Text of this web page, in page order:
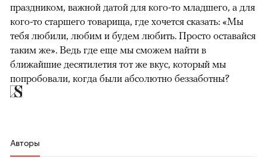
праздником, важной датой для кого-то младшего, а для
кого-то старшего товарища, где хочется сказать: «Мы
тебя любили, любим и будем любить. Просто оставайся
таким же». Ведь где еще мы сможем найти в
ближайшие десятилетия тот же вкус, который мы
попробовали, когда были абсолютно беззаботны?
Авторы